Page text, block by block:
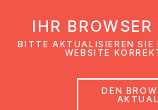
IHR
BITTE AKTUALISIEREN SIE
WEBSITE
DEN